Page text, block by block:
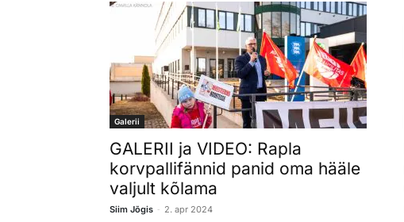
Galerii
GALERII ja VIDEO: Rapla
korvpallifännid panid oma hääle
valjult kõlama
Siim Jõgis - 2. apr 2024